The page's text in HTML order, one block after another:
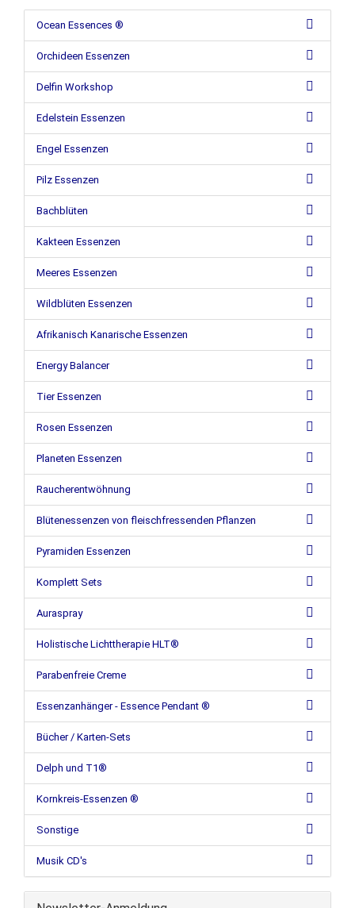
Ocean Essences ®
Orchideen Essenzen
Delfin Workshop
Edelstein Essenzen
Engel Essenzen
Pilz Essenzen
Bachblüten
Kakteen Essenzen
Meeres Essenzen
Wildblüten Essenzen
Afrikanisch Kanarische Essenzen
Energy Balancer
Tier Essenzen
Rosen Essenzen
Planeten Essenzen
Raucherentwöhnung
Blütenessenzen von fleischfressenden Pflanzen
Pyramiden Essenzen
Komplett Sets
Auraspray
Holistische Lichttherapie HLT®
Parabenfreie Creme
Essenzanhänger - Essence Pendant ®
Bücher / Karten-Sets
Delph und T1®
Kornkreis-Essenzen ®
Sonstige
Musik CD's